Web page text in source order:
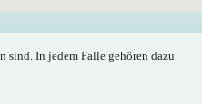
sind. In jedem Falle gehören dazu